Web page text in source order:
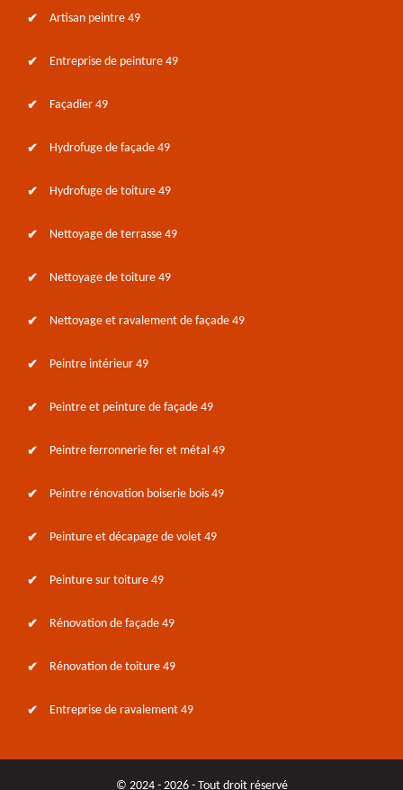
Artisan peintre 49
Entreprise de peinture 49
Façadier 49
Hydrofuge de façade 49
Hydrofuge de toiture 49
Nettoyage de terrasse 49
Nettoyage de toiture 49
Nettoyage et ravalement de façade 49
Peintre intérieur 49
Peintre et peinture de façade 49
Peintre ferronnerie fer et métal 49
Peintre rénovation boiserie bois 49
Peinture et décapage de volet 49
Peinture sur toiture 49
Rénovation de façade 49
Rénovation de toiture 49
Entreprise de ravalement 49
© 2024 - 2026 - Tout droit réservé